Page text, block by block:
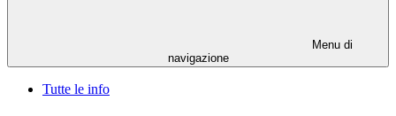
Menu di
navigazione
Tutte le info